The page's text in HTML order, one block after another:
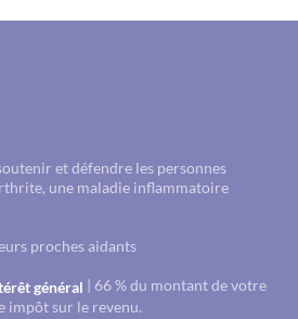
et défendre les personnes
une maladie inflammatoire
proches aidants
général | 66 % du montant de votre
impôt sur le revenu.